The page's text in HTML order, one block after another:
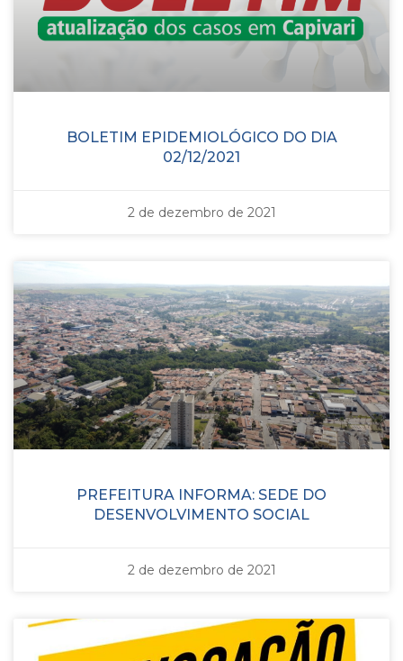
BOLETIM EPIDEMIOLÓGICO DO DIA
02/12/2021
2 de dezembro de 2021
PREFEITURA INFORMA: SEDE DO
DESENVOLVIMENTO SOCIAL
2 de dezembro de 2021